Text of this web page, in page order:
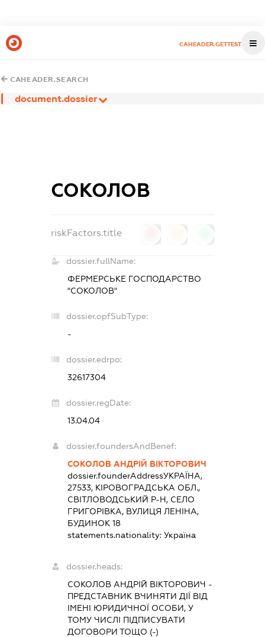
CAHEADER.GETTEST
CAHEADER.SEARCH
document.dossier
СОКОЛОВ
riskFactors.title
dossier.fullName:
ФЕРМЕРСЬКЕ ГОСПОДАРСТВО
"СОКОЛОВ"
dossier.opfSubType:
-
dossier.edrpo:
32617304
dossier.regDate:
13.04.04
dossier.foundersAndBenef:
СОКОЛОВ АНДРІЙ ВІКТОРОВИЧ
dossier.founderAddressУКРАЇНА,
27533, КІРОВОГРАДСЬКА ОБЛ.,
СВІТЛОВОДСЬКИЙ Р-Н, СЕЛО
ГРИГОРІВКА, ВУЛИЦЯ ЛЕНІНА,
БУДИНОК 18
statements.nationality: Україна
dossier.heads:
СОКОЛОВ АНДРІЙ ВІКТОРОВИЧ -
ПРЕДСТАВНИК ВЧИНЯТИ ДІЇ ВІД
ІМЕНІ ЮРИДИЧНОЇ ОСОБИ, У
ТОМУ ЧИСЛІ ПІДПИСУВАТИ
ДОГОВОРИ ТОЩО (-)